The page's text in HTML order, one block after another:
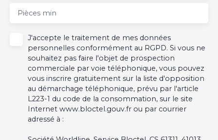
international. Une opportunité rare sur le marché, dans
Pièces min
J'accepte le traitement de mes données
personnelles conformément au RGPD. Si vous ne
souhaitez pas faire l'objet de prospection
commerciale par voie téléphonique, vous pouvez
vous inscrire gratuitement sur la liste d'opposition
au démarchage téléphonique, prévu par l'article
L223-1 du code de la consommation, sur le site
Internet www.bloctel.gouv.fr ou par courrier
adressé à :